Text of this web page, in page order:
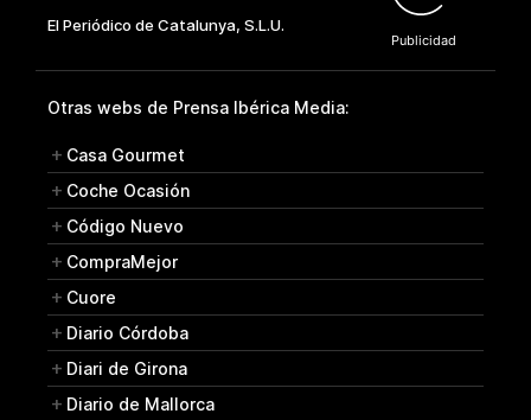
Otras webs de Prensa Ibérica Media:
Casa Gourmet
Coche Ocasión
Código Nuevo
CompraMejor
Cuore
Diario Córdoba
Diari de Girona
Diario de Mallorca